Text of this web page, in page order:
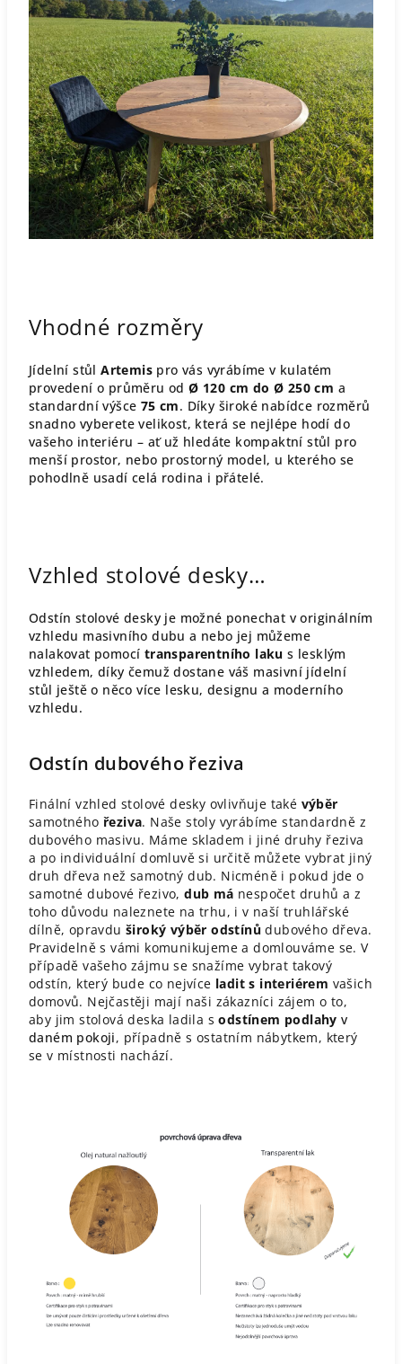
Vhodné rozměry
Jídelní stůlArtemis pro vás vyrábíme v kulatém
provedení o průměru odØ 120 cm do Ø 250 cm a
standardní výšce 75 cm. Díky široké nabídce rozměrů
snadno vyberete velikost, která se nejlépe hodí do
vašeho interiéru – ať už hledáte kompaktní stůl pro
menší prostor, nebo prostorný model, u kterého se
pohodlně usadí celá rodina i přátelé.
Vzhled stolové desky…
Odstín stolové desky je možné ponechat v originálním
vzhledu masivního dubu a nebo jej můžeme
nalakovat pomocí transparentního laku s lesklým
vzhledem, díky čemuž dostane váš masivní jídelní
stůl ještě o něco více lesku, designu a moderního
vzhledu.
Odstín dubového řeziva
Finální vzhled stolové desky ovlivňuje také výběr
samotného řeziva. Naše stoly vyrábíme standardně z
dubového masivu. Máme skladem i jiné druhy řeziva
a po individuální domluvě si určitě můžete vybrat jiný
druh dřeva než samotný dub. Nicméně i pokud jde o
samotné dubové řezivo,dub má nespočet druhů a z
toho důvodu naleznete na trhu, i v naší truhlářské
dílně, opravdu široký výběr odstínů dubového dřeva.
Pravidelně s vámi komunikujeme a domlouváme se. V
případě vašeho zájmu se snažíme vybrat takový
odstín, který bude co nejvíce ladit s interiérem vašich
domovů. Nejčastěji mají naši zákazníci zájem o to,
aby jim stolová deska ladila s odstínem podlahyv
daném pokoji, případně s ostatním nábytkem, který
se v místnosti nachází.